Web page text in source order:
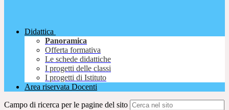
Didattica
Panoramica
Offerta formativa
Le schede didattiche
I progetti delle classi
I progetti di Istituto
Area riservata Docenti
Campo di ricerca per le pagine del sito